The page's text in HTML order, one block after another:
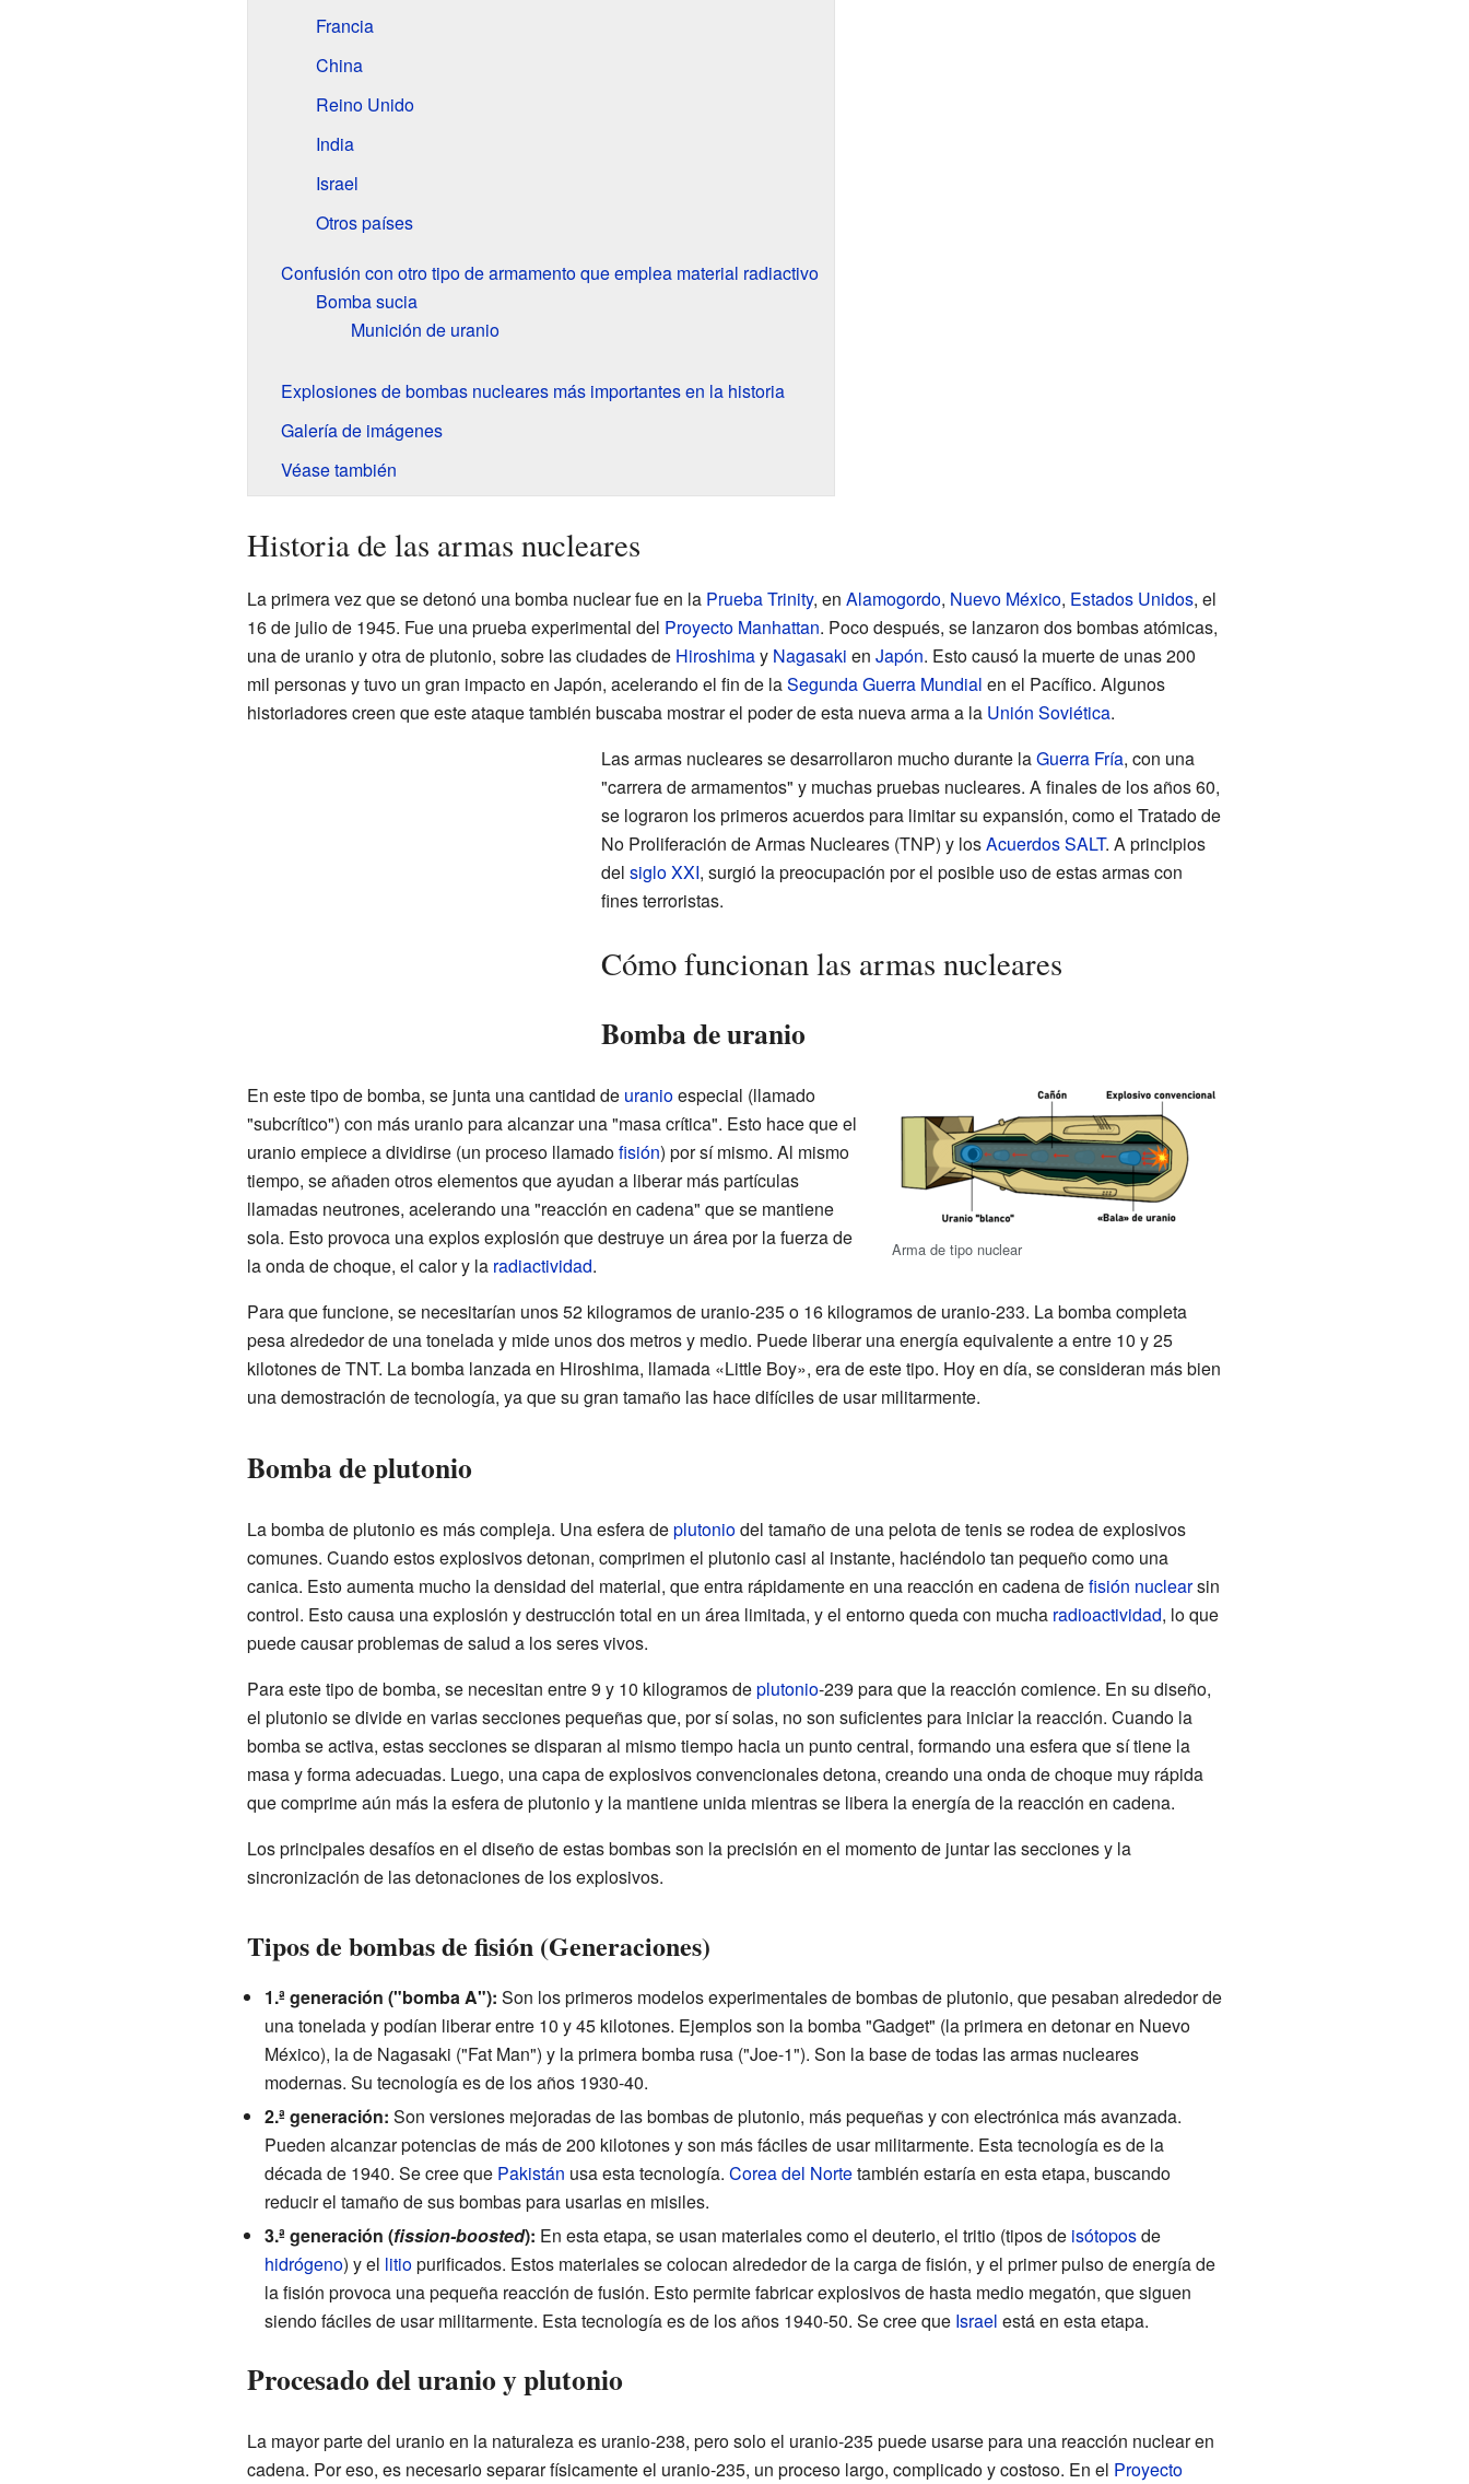
Francia
China
Reino Unido
India
Israel
Otros países
Confusión con otro tipo de armamento que emplea material radiactivo
Bomba sucia
Munición de uranio
Explosiones de bombas nucleares más importantes en la historia
Galería de imágenes
Véase también
Historia de las armas nucleares
La primera vez que se detonó una bomba nuclear fue en la Prueba Trinity, en Alamogordo, Nuevo México, Estados Unidos, el
16 de julio de 1945. Fue una prueba experimental del Proyecto Manhattan. Poco después, se lanzaron dos bombas atómicas,
una de uranio y otra de plutonio, sobre las ciudades de Hiroshimay Nagasaki en Japón. Esto causó la muerte de unas 200
mil personas y tuvo un gran impacto en Japón, acelerando el fin de laSegunda Guerra Mundial en el Pacífico. Algunos
historiadores creen que este ataque también buscaba mostrar el poder de esta nueva arma a la Unión Soviética.
Las armas nucleares se desarrollaron mucho durante laGuerra Fría, con una
"carrera de armamentos" y muchas pruebas nucleares. A finales de los años 60,
se lograron los primeros acuerdos para limitar su expansión, como el Tratado de
No Proliferación de Armas Nucleares (TNP) y losAcuerdos SALT. A principios
del siglo XXI, surgió la preocupación por el posible uso de estas armas con
fines terroristas.
Cómo funcionan las armas nucleares
Bomba de uranio
Arma de tipo nuclear
En este tipo de bomba, se junta una cantidad de uranioespecial (llamado
"subcrítico") con más uranio para alcanzar una "masa crítica". Esto hace que el
uranio empiece a dividirse (un proceso llamadofisión) por sí mismo. Al mismo
tiempo, se añaden otros elementos que ayudan a liberar más partículas
llamadas neutrones, acelerando una "reacción en cadena" que se mantiene
sola. Esto provoca una explos explosión que destruye un área por la fuerza de
la onda de choque, el calor y la radiactividad.
Para que funcione, se necesitarían unos 52 kilogramos de uranio-235 o 16 kilogramos de uranio-233. La bomba completa
pesa alrededor de una tonelada y mide unos dos metros y medio. Puede liberar una energía equivalente a entre 10 y 25
kilotones de TNT. La bomba lanzada en Hiroshima, llamada «Little Boy», era de este tipo. Hoy en día, se consideran más bien
una demostración de tecnología, ya que su gran tamaño las hace difíciles de usar militarmente.
Bomba de plutonio
La bomba de plutonio es más compleja. Una esfera deplutoniodel tamaño de una pelota de tenis se rodea de explosivos
comunes. Cuando estos explosivos detonan, comprimen el plutonio casi al instante, haciéndolo tan pequeño como una
canica. Esto aumenta mucho la densidad del material, que entra rápidamente en una reacción en cadena defisión nuclearsin
control. Esto causa una explosión y destrucción total en un área limitada, y el entorno queda con mucha radioactividad, lo que
puede causar problemas de salud a los seres vivos.
Para este tipo de bomba, se necesitan entre 9 y 10 kilogramos deplutonio-239 para que la reacción comience. En su diseño,
el plutonio se divide en varias secciones pequeñas que, por sí solas, no son suficientes para iniciar la reacción. Cuando la
bomba se activa, estas secciones se disparan al mismo tiempo hacia un punto central, formando una esfera que sí tiene la
masa y forma adecuadas. Luego, una capa de explosivos convencionales detona, creando una onda de choque muy rápida
que comprime aún más la esfera de plutonio y la mantiene unida mientras se libera la energía de la reacción en cadena.
Los principales desafíos en el diseño de estas bombas son la precisión en el momento de juntar las secciones y la
sincronización de las detonaciones de los explosivos.
Tipos de bombas de fisión (Generaciones)
1.ª generación ("bomba A"): Son los primeros modelos experimentales de bombas de plutonio, que pesaban alrededor de
una tonelada y podían liberar entre 10 y 45 kilotones. Ejemplos son la bomba "Gadget" (la primera en detonar en Nuevo
México), la de Nagasaki ("Fat Man") y la primera bomba rusa ("Joe-1"). Son la base de todas las armas nucleares
modernas. Su tecnología es de los años 1930-40.
2.ª generación: Son versiones mejoradas de las bombas de plutonio, más pequeñas y con electrónica más avanzada.
Pueden alcanzar potencias de más de 200 kilotones y son más fáciles de usar militarmente. Esta tecnología es de la
década de 1940. Se cree que Pakistán usa esta tecnología. Corea del Nortetambién estaría en esta etapa, buscando
reducir el tamaño de sus bombas para usarlas en misiles.
3.ª generación (fission-boosted): En esta etapa, se usan materiales como el deuterio, el tritio (tipos de isótoposde
hidrógeno) y el litiopurificados. Estos materiales se colocan alrededor de la carga de fisión, y el primer pulso de energía de
la fisión provoca una pequeña reacción de fusión. Esto permite fabricar explosivos de hasta medio megatón, que siguen
siendo fáciles de usar militarmente. Esta tecnología es de los años 1940-50. Se cree que Israel está en esta etapa.
Procesado del uranio y plutonio
La mayor parte del uranio en la naturaleza es uranio-238, pero solo el uranio-235 puede usarse para una reacción nuclear en
cadena. Por eso, es necesario separar físicamente el uranio-235, un proceso largo, complicado y costoso. En el Proyecto